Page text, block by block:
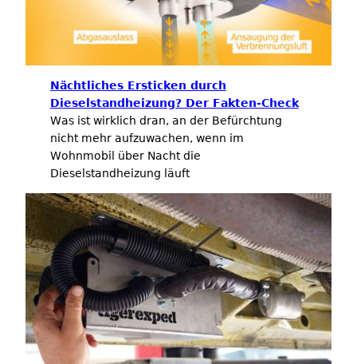
Nächtliches Ersticken durch
Dieselstandheizung? Der Fakten-Check
Was ist wirklich dran, an der Befürchtung
nicht mehr aufzuwachen, wenn im
Wohnmobil über Nacht die
Dieselstandheizung läuft